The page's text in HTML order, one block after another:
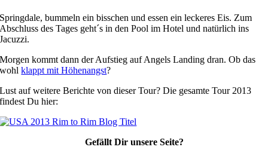
Springdale, bummeln ein bisschen und essen ein leckeres Eis. Zum
Abschluss des Tages geht´s in den Pool im Hotel und natürlich ins
Jacuzzi.
Morgen kommt dann der Aufstieg auf Angels Landing dran. Ob das
wohlklappt mit Höhenangst?
Lust auf weitere Berichte von dieser Tour? Die gesamte Tour 2013
findest Du hier:
Gefällt Dir unsere Seite?